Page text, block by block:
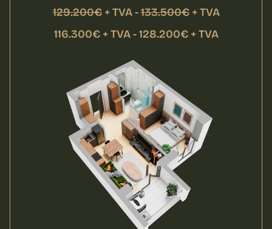
129.200€+ TVA -133.500€+ TVA
116.300€ + TVA - 128.200€ + TVA